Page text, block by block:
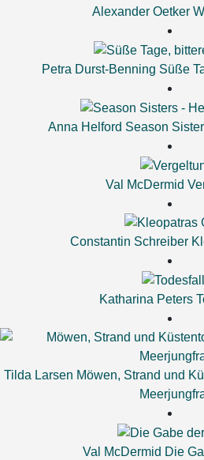
Alexander Oetker
Petra Durst-Benning Süße
Anna Helford Season
Val McDermid
Constantin Schreiber
Katharina Peters
Tilda Larsen Möwen, Strand und
Val McDermid Die